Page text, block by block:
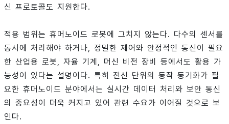
신 프로토콜도 지원한다.
적용 범위는 휴머노이드 로봇에 그치지 않는다. 다수의 센서를
동시에 처리해야 하거나, 정밀한 제어와 안정적인 통신이 필요
한 산업용 로봇, 자율 기계, 머신 비전 장비 등에서도 활용 가
능성이 있다는 설명이다. 특히 전신 단위의 동작 동기화가 필
요한 휴머노이드 분야에서는 실시간 데이터 처리와 보안 통신
의 중요성이 더욱 커지고 있어 관련 수요가 이어질 것으로 보
인다.